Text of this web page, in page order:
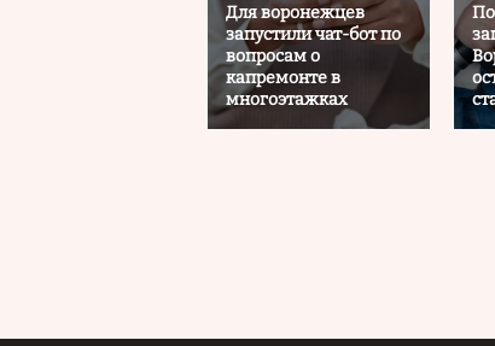
Для воронежцев
запустили чат-бот по
вопросам о
капремонте в
многоэтажках